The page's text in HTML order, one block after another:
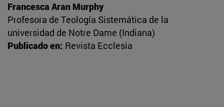
Francesca Aran Murphy
Profesora de Teología Sistemática de la
universidad de Notre Dame (Indiana)
Publicado en: Revista Ecclesia